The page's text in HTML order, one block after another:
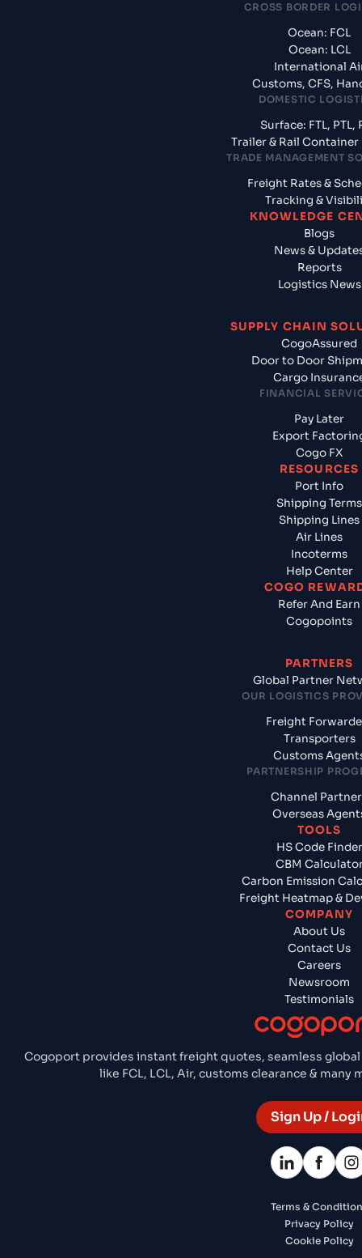
Cogoport provides instant freight quotes, seamless
like FCL, LCL, Air, customs clearance &
Sign Up /
CROSS BORDER
Ocean: FCL
Ocean: LCL
International
Customs, CFS,
DOMESTIC
Surface: FTL, PTL,
Trailer & Rail Container
TRADE MANAGEMENT
Freight Rates &
Tracking &
KNOWLEDGE
Blogs
News &
Reports
Logistics News
SUPPLY CHAIN
CogoAssured
Door to Door
Cargo
FINANCIAL
Pay Later
Export
Cogo FX
RESOURCES
Port Info
Shipping Terms
Shipping Lines
Air Lines
Incoterms
Help Center
COGO
Refer And Earn
Cogopoints
PARTNERS
Global Partner
OUR LOGISTICS
Freight
Transporters
Customs
PARTNERSHIP
Channel
Overseas
TOOLS
HS Code Finder
CBM
Carbon Emission
Freight Heatmap &
COMPANY
About Us
Contact Us
Careers
Newsroom
Testimonials
Terms &
Privacy Policy
Cookie Policy